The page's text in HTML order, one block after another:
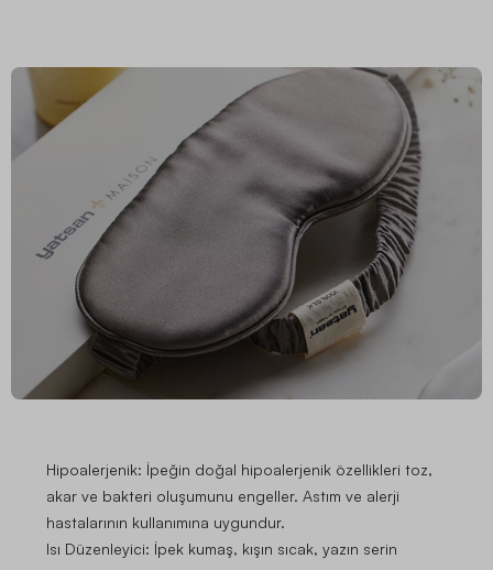
Hipoalerjenik: İpeğin doğal hipoalerjenik özellikleri toz,
akar ve bakteri oluşumunu engeller. Astım ve alerji
hastalarının kullanımına uygundur.
Isı Düzenleyici: İpek kumaş, kışın sıcak, yazın serin